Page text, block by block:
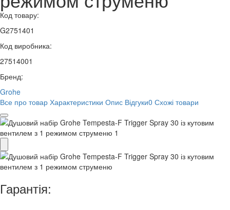
Код товару:
G2751401
Код виробника:
27514001
Бренд:
Grohe
Все про товар Характеристики Опис Відгуки0 Схожі товари
Гарантія: